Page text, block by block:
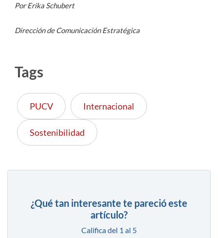
Por Erika Schubert
Dirección de Comunicación Estratégica
Tags
PUCV Internacional
Sostenibilidad
¿Qué tan interesante te pareció este
artículo?
Califica del 1 al 5